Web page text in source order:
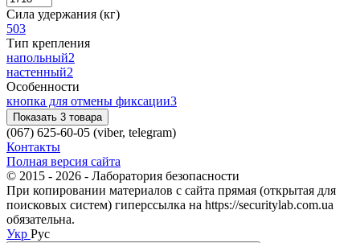
Сила удержания (кг)
503
Тип крепления
напольный2
настенный2
Особенности
кнопка для отмены фиксации3
Показать 3 товара
(067) 625-60-05 (viber, telegram)
Контакты
Полная версия сайта
© 2015 - 2026 - Лаборатория безопасности
При копировании материалов с сайта прямая (открытая для
поисковых систем) гиперссылка на https://securitylab.com.ua
обязательна.
Укр Рус